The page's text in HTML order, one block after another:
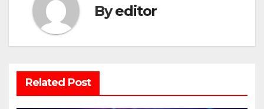
Byeditor
Related Post